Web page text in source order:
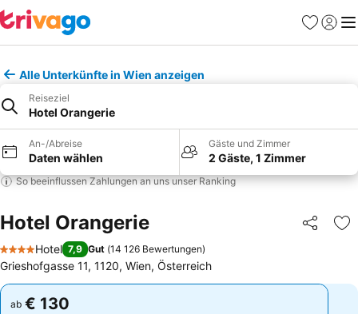
Favoriten
Alle Unterkünfte in Wien anzeigen
Reiseziel
Hotel Orangerie
An-/Abreise
Daten wählen
Gäste und Zimmer
2 Gäste, 1 Zimmer
So beeinflussen Zahlungen an uns unser Ranking
Hotel Orangerie Teilen
4 Sterne
Hotel 7,9 Gut (14 126 Bewertungen)
Grieshofgasse 11, 1120, Wien, Österreich
ab € 130
ab € 130